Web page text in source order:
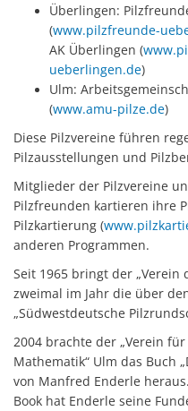
Überlingen:
(www.pilzfreunde-
AK Überlingen (
ueberlingen.de)
Ulm:
(www.amu-pilze.de)
Diese Pilzvereine führen
Pilzausstellungen und
Mitglieder der Pilzvereine
Pilzfreunden kartieren ihre
Pilzkartierung (
anderen Programmen.
Seit 1965 bringt der „Verein
zweimal im Jahr die über
„Südwestdeutsche
2004 brachte der „Verein
Mathematik“ Ulm das Buch
von Manfred Enderle
Book hat Enderle seine